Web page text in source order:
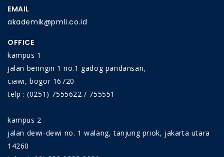
EMAIL
akademik@pmli.co.id
OFFICE
kampus 1
jalan beringin 1 no.1 gadog pandansari,
ciawi, bogor 16720
telp : (0251) 7555622 / 755551
kampus 2
jalan dewi-dewi no. 1 walang, tanjung priok, jakarta utara
14260